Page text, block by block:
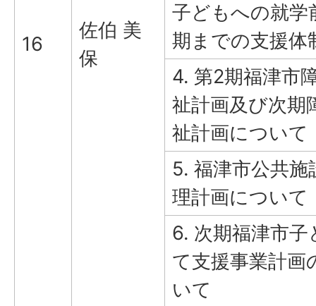
16
佐伯 美
保
子どもへの就学
期までの支援体
4. 第2期福津市
祉計画及び次期
祉計画について
5. 福津市公共施
理計画について
6. 次期福津市子
て支援事業計画
いて